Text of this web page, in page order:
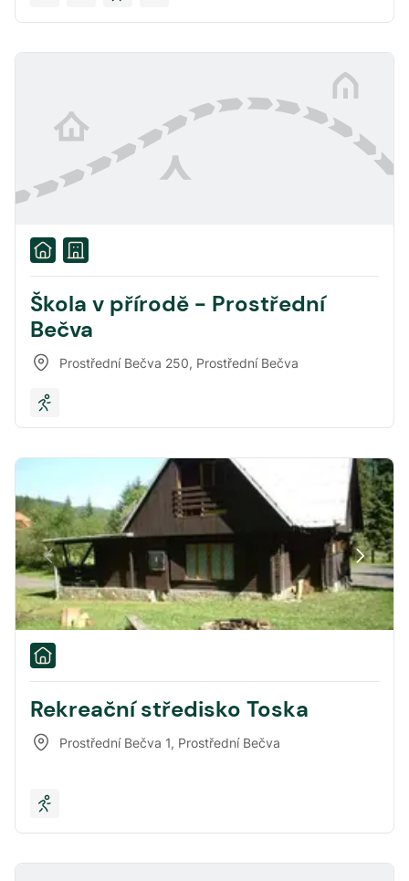
Škola v přírodě - Prostřední
Bečva
Prostřední Bečva 250, Prostřední Bečva
Rekreační středisko Toska
Prostřední Bečva 1, Prostřední Bečva